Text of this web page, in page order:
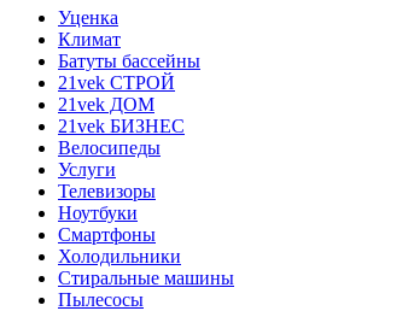
Уценка
Климат
Батуты бассейны
21vek СТРОЙ
21vek ДОМ
21vek БИЗНЕС
Велосипеды
Услуги
Телевизоры
Ноутбуки
Смартфоны
Холодильники
Стиральные машины
Пылесосы